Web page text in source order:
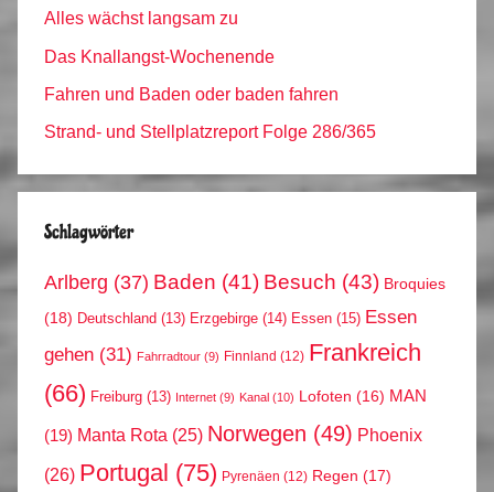
Alles wächst langsam zu
Das Knallangst-Wochenende
Fahren und Baden oder baden fahren
Strand- und Stellplatzreport Folge 286/365
Schlagwörter
Arlberg (37) Baden (41) Besuch (43) Broquies
(18) Deutschland (13) Erzgebirge (14) Essen (15) Essen
gehen (31) Fahrradtour (9) Finnland (12) Frankreich
(66) Freiburg (13) Internet (9) Kanal (10) Lofoten (16) MAN
(19) Manta Rota (25) Norwegen (49) Phoenix
(26) Portugal (75) Pyrenäen (12) Regen (17)